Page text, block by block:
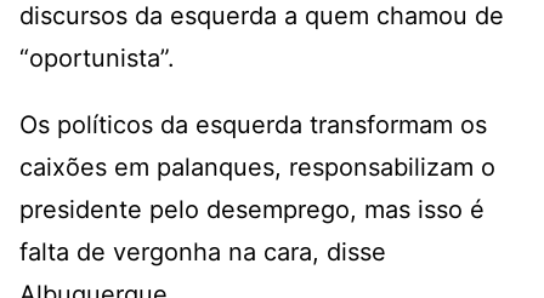
discursos da esquerda a quem chamou de
“oportunista”.
Os políticos da esquerda transformam os
caixões em palanques, responsabilizam o
presidente pelo desemprego, mas isso é
falta de vergonha na cara, disse